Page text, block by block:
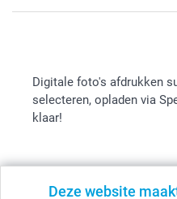
Deze website
Digitale foto's afdrukken
selecteren, opladen via
klaar!